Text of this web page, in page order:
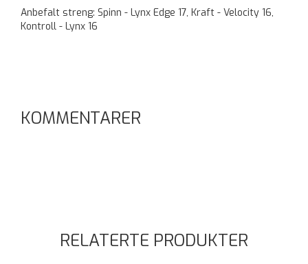
Anbefalt streng: Spinn - Lynx Edge 17, Kraft - Velocity 16,
Kontroll - Lynx 16
KOMMENTARER
RELATERTE PRODUKTER